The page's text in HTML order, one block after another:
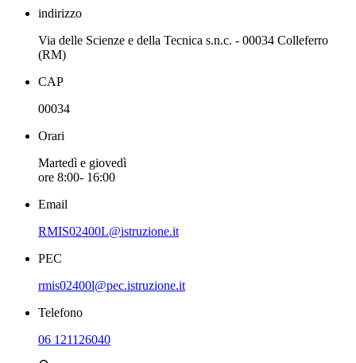
indirizzo
Via delle Scienze e della Tecnica s.n.c. - 00034 Colleferro
(RM)
CAP
00034
Orari
Martedì e giovedì
ore 8:00- 16:00
Email
RMIS02400L@istruzione.it
PEC
rmis02400l@pec.istruzione.it
Telefono
06 121126040